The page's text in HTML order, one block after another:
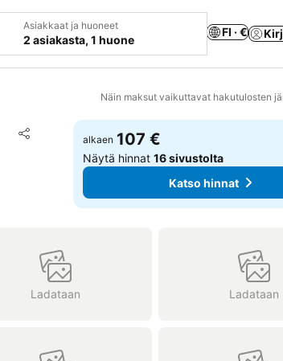
Asiakkaat ja huoneet
2 asiakasta, 1 huone
FI · €
Näin maksut vaikuttavat hakutulosten
Jaa
Lisää suosikkeihin
alkaen 107 €
Näytä hinnat16 sivustolta
Katso hinnat
Ladataan Ladataan